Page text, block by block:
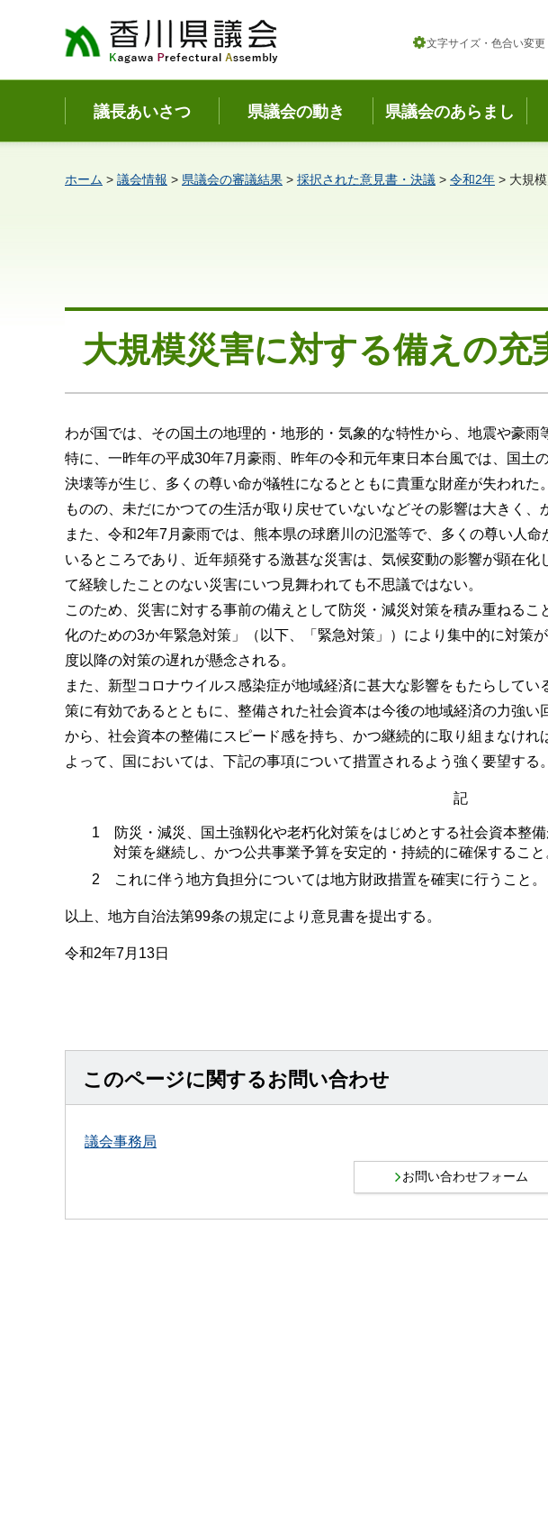
香川県議会 文字サイズ・色合い変更
議長あいさつ 県議会の動き 県議会のあらまし
ホーム > 議会情報 > 県議会の審議結果 > 採択された意見書・決議 > 令和2年 > 大規
大規模災害に対する備えの充
わが国では、その国土の地理的・地形的・気象的な特性から、地震や豪雨
特に、一昨年の平成30年7月豪雨、昨年の令和元年東日本台風では、国土
決壊等が生じ、多くの尊い命が犠牲になるとともに貴重な財産が失われ
ものの、未だにかつての生活が取り戻せていないなどその影響は大きく、
また、令和2年7月豪雨では、熊本県の球磨川の氾濫等で、多くの尊い人
いるところであり、近年頻発する激甚な災害は、気候変動の影響が顕在
て経験したことのない災害にいつ見舞われても不思議ではない。
このため、災害に対する事前の備えとして防災・減災対策を積み重ねる
化のための3か年緊急対策」（以下、「緊急対策」）により集中的に対策
度以降の対策の遅れが懸念される。
また、新型コロナウイルス感染症が地域経済に甚大な影響をもたらして
策に有効であるとともに、整備された社会資本は今後の地域経済の力強
から、社会資本の整備にスピード感を持ち、かつ継続的に取り組まなけれ
よって、国においては、下記の事項について措置されるよう強く要望する。
記
1 防災・減災、国土強靱化や老朽化対策をはじめとする社会資本整
対策を継続し、かつ公共事業予算を安定的・持続的に確保すること
2 これに伴う地方負担分については地方財政措置を確実に行うこと。
以上、地方自治法第99条の規定により意見書を提出する。
令和2年7月13日
このページに関するお問い合わせ
議会事務局